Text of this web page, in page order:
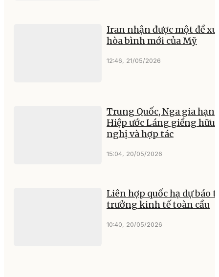
Iran nhận được một đề
hòa bình mới của Mỹ
12:46, 21/05/2026
Trung Quốc, Nga gia hạn
Hiệp ước Láng giềng hữu
nghị và hợp tác
15:04, 20/05/2026
Liên hợp quốc hạ dự báo
trưởng kinh tế toàn cầu
10:40, 20/05/2026